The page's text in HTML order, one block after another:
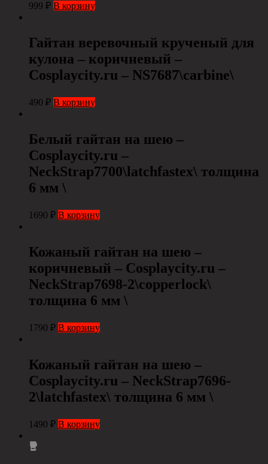
999 ₽ В корзину
Гайтан веревочный крученый для
кулона – коричневый –
Сosplaycity.ru – NS7687\carbine\
490 ₽ В корзину
Белый гайтан на шею –
Cosplaycity.ru –
NeckStrap7700\latchfastex\ толщина
6 мм \
1690 ₽ В корзину
Кожаный гайтан на шею –
коричневый – Cosplaycity.ru –
NeckStrap7698-2\copperlock\
толщина 6 мм \
1790 ₽ В корзину
Кожаный гайтан на шею –
Cosplaycity.ru – NeckStrap7696-
2\latchfastex\ толщина 6 мм \
1490 ₽ В корзину